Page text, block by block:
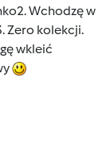
Wchodzę w
Zero kolekcji.
wkleić